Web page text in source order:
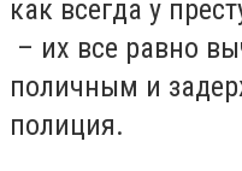
как всегда у
– их все равно
поличным и
полиция.